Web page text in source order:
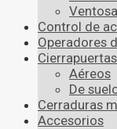
Control de
Operadores
Cierrapuertas
Aéreos
De
Cerraduras
Accesorios